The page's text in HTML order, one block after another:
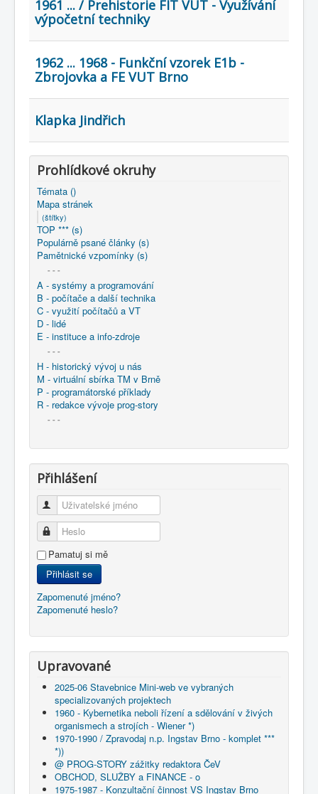
1961 ... / Prehistorie FIT VUT - Využívání
výpočetní techniky
1962 ... 1968 - Funkční vzorek E1b -
Zbrojovka a FE VUT Brno
Klapka Jindřich
Prohlídkové okruhy
Témata ()
Mapa stránek
(štítky)
TOP *** (s)
Populárně psané články (s)
Pamětnické vzpomínky (s)
- - -
A - systémy a programování
B - počítače a další technika
C - využití počítačů a VT
D - lidé
E - instituce a info-zdroje
- - -
H - historický vývoj u nás
M - virtuální sbírka TM v Brně
P - programátorské příklady
R - redakce vývoje prog-story
- - -
Přihlášení
Uživatelské jméno
Heslo
Pamatuj si mě
Přihlásit se
Zapomenuté jméno?
Zapomenuté heslo?
Upravované
2025-06 Stavebnice Mini-web ve vybraných
specializovaných projektech
1960 - Kybernetika neboli řízení a sdělování v živých
organismech a strojích - Wiener *)
1970-1990 / Zpravodaj n.p. Ingstav Brno - komplet ***
*))
@ PROG-STORY zážitky redaktora ČeV
OBCHOD, SLUŽBY a FINANCE - o
1975-1987 - Konzultační činnost VS Ingstav Brno